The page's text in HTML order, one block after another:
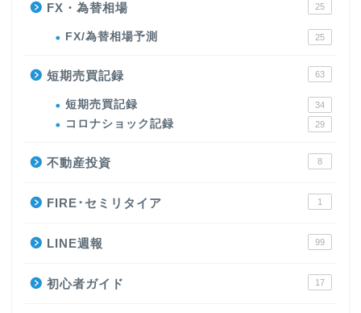
FX・為替相場 25
FX/為替相場予測 25
短期売買記録 63
短期売買記録 34
コロナショック記録 29
不動産投資 8
FIRE･セミリタイア 1
LINE週報 99
初心者ガイド 17